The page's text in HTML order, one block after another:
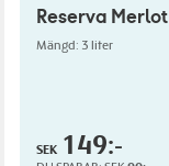
Reserva Merlot
Mängd: 3 liter
SEK 149:-